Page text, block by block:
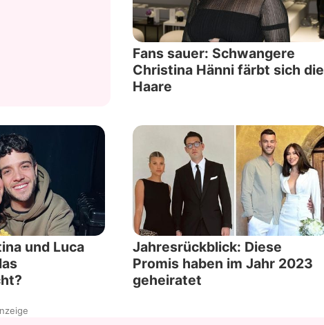
Fans sauer: Schwangere
Christina Hänni färbt sich die
Haare
und Luca
Jahresrückblick: Diese
Promis haben im Jahr 2023
geheiratet